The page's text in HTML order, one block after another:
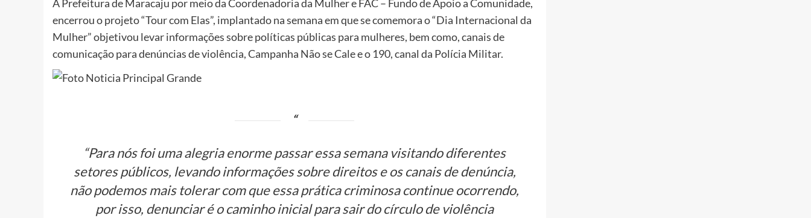
A Prefeitura de Maracaju por meio da Coordenadoria da Mulher e FAC – Fundo de Apoio a Comunidade,
encerrou o projeto “Tour com Elas”, implantado na semana em que se comemora o “Dia Internacional da
Mulher” objetivou levar informações sobre políticas públicas para mulheres, bem como, canais de
comunicação para denúncias de violência, Campanha Não se Cale e o 190, canal da Polícia Militar.
“Para nós foi uma alegria enorme passar essa semana visitando diferentes
setores públicos, levando informações sobre direitos e os canais de denúncia,
não podemos mais tolerar com que essa prática criminosa continue ocorrendo,
por isso, denunciar é o caminho inicial para sair do círculo de violência